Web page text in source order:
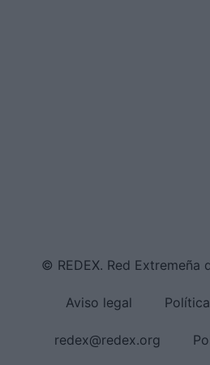
© REDEX. Red Extremeña
Aviso legal
redex@redex.org